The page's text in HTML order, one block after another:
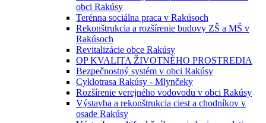
obci Rakúsy
Terénna sociálna praca v Rakúsoch
Rekonštrukcia a rozšírenie budovy ZŠ a MŠ v
Rakúsoch
Revitalizácie obce Rakúsy
OP KVALITA ŽIVOTNÉHO PROSTREDIA
Bezpečnostný systém v obci Rakúsy
Cyklotrasa Rakúsy - Mlynčeky
Rozšírenie verejného vodovodu v obci Rakúsy
Výstavba a rekonštrukcia ciest a chodníkov v
osade Rakúsy